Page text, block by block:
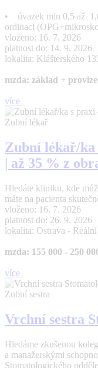
• úvazek min 0,5 až
ordinaci
vloženo: 16. 7. 2026
platnost do: 14. 9. 2026
lokalita: Klášterského
mzda: základ + provize
více
Zubní lékař
Zubní lékař/ka
| až 35 % z
Hledáte kliniku, kde
máte na pacienta
vloženo: 16. 7. 2026
platnost do: 26. 9. 2026
lokalita: Ostrava -
mzda: 155 000 - 250
více
Zubní sestra
Vrchní sestra
Hledáme zkušenou
a manažerskými
Stomatologického